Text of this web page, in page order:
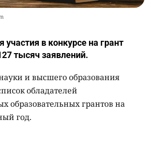
участия в конкурсе на грант
тысяч заявлений.
и высшего образования
обладателей
образовательных грантов на
год.